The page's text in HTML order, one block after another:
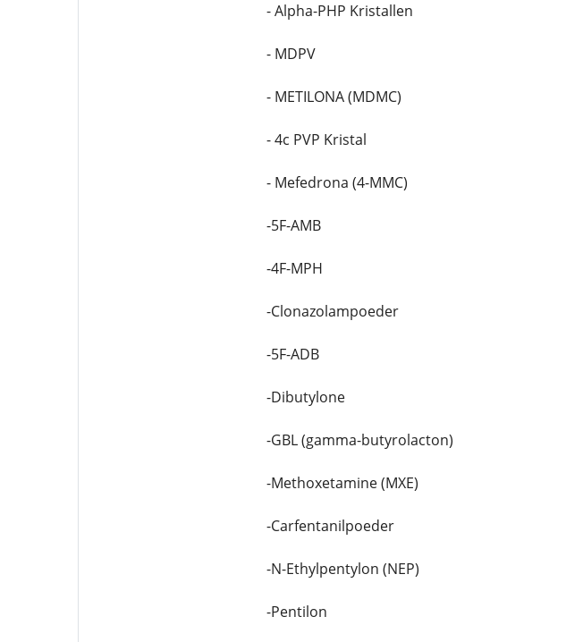
- Alpha-PHP Kristallen
- MDPV
- METILONA (MDMC)
- 4c PVP Kristal
- Mefedrona (4-MMC)
-5F-AMB
-4F-MPH
-Clonazolampoeder
-5F-ADB
-Dibutylone
-GBL (gamma-butyrolacton)
-Methoxetamine (MXE)
-Carfentanilpoeder
-N-Ethylpentylon (NEP)
-Pentilon